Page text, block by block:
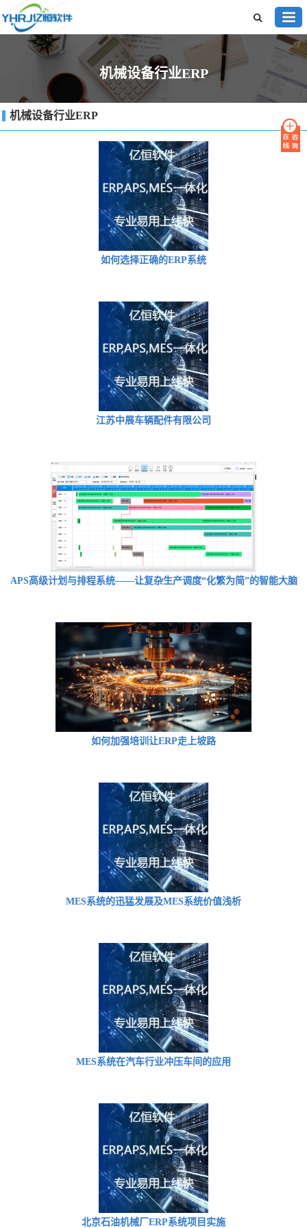
机械设备行业ERP
机械设备行业ERP
如何选择正确的ERP系统
江苏中展车辆配件有限公司
APS高级计划与排程系统——让复杂生产调度“化繁为简”的智能大脑
如何加强培训让ERP走上坡路
MES系统的迅猛发展及MES系统价值浅析
MES系统在汽车行业冲压车间的应用
北京石油机械厂ERP系统项目实施